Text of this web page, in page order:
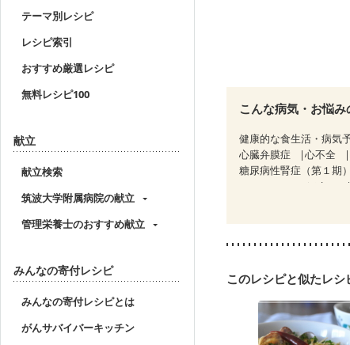
テーマ別レシピ
レシピ索引
おすすめ厳選レシピ
無料レシピ100
献立
献立検索
筑波大学附属病院の献立
管理栄養士のおすすめ献立
みんなの寄付レシピ
みんなの寄付レシピとは
がんサバイバーキッチン
こんな病気・お悩
健康的な食生活・病気
心臓弁膜症
心不全
糖尿病性腎症（第１期）
CKD（ステージ３b）
産後（ミルク）
骨折
このレシピと似たレシ